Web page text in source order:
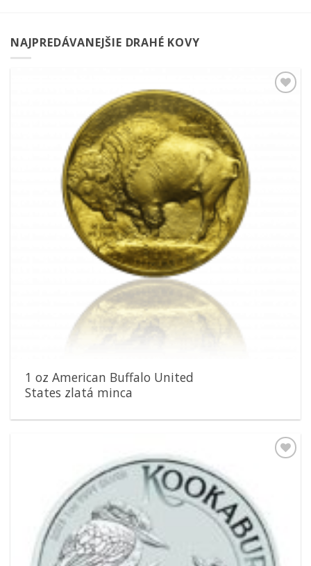
NAJPREDÁVANEJŠIE DRAHÉ KOVY
1 oz American Buffalo United
States zlatá minca